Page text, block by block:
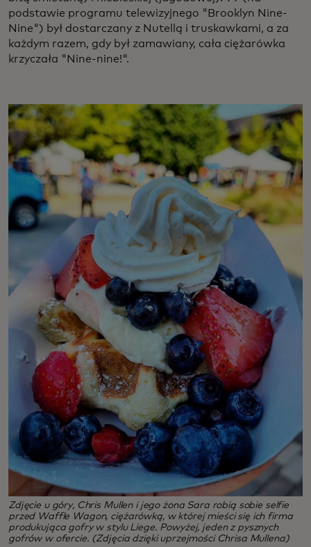
podstawie programu telewizyjnego "Brooklyn Nine-
Nine") był dostarczany z Nutellą i truskawkami, a za
każdym razem, gdy był zamawiany, cała ciężarówka
krzyczała "Nine-nine!".
Zdjęcie u góry, Chris Mullen i jego żona Sara robią sobie selfie
przed Waffle Wagon, ciężarówką, w której mieści się ich firma
produkująca gofry w stylu Liege. Powyżej, jeden z pysznych
gofrów w ofercie. (Zdjęcia dzięki uprzejmości Chrisa Mullena)